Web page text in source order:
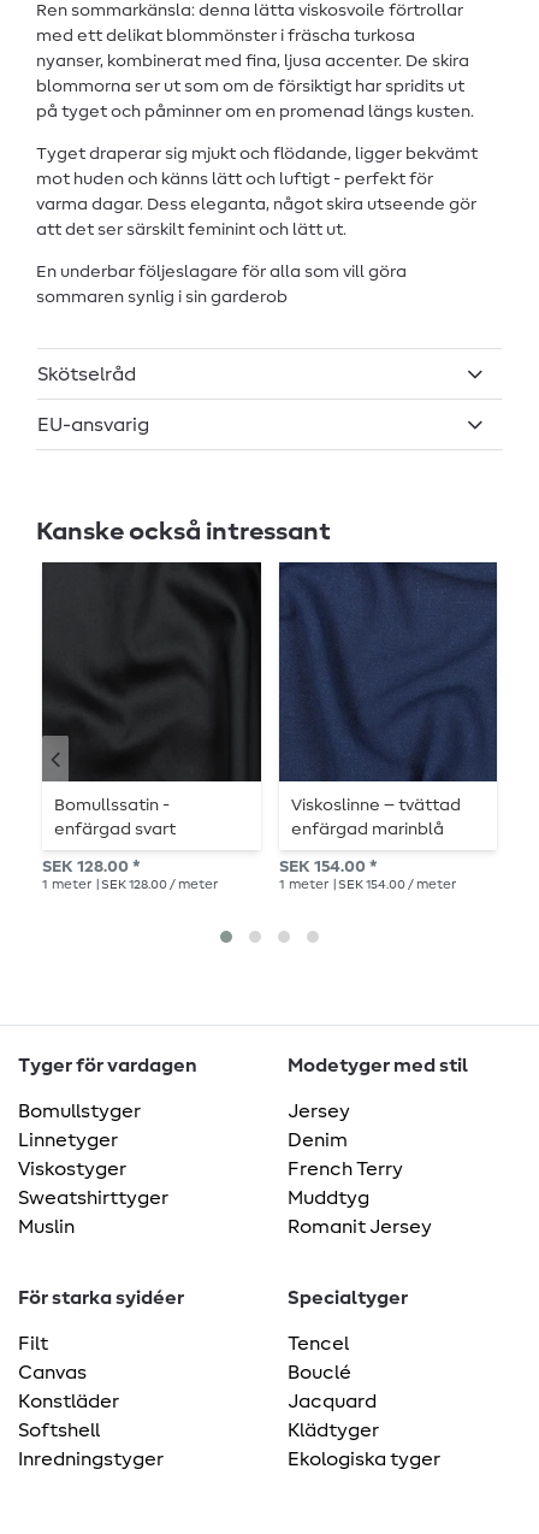
Ren sommarkänsla: denna lätta viskosvoile förtrollar
med ett delikat blommönster i fräscha turkosa
nyanser, kombinerat med fina, ljusa accenter. De skira
blommorna ser ut som om de försiktigt har spridits ut
på tyget och påminner om en promenad längs kusten.
Tyget draperar sig mjukt och flödande, ligger bekvämt
mot huden och känns lätt och luftigt - perfekt för
varma dagar. Dess eleganta, något skira utseende gör
att det ser särskilt feminint och lätt ut.
En underbar följeslagare för alla som vill göra
sommaren synlig i sin garderob
Skötselråd
EU-ansvarig
Kanske också intressant
Bomullssatin -
enfärgad svart
SEK 128.00 *
1 meter | SEK 128.00 / meter
Viskoslinne – tvättad
enfärgad marinblå
SEK 154.00 *
1 meter | SEK 154.00 / meter
Tyger för vardagen
Bomullstyger
Linnetyger
Viskostyger
Sweatshirttyger
Muslin
Modetyger med stil
Jersey
Denim
French Terry
Muddtyg
Romanit Jersey
För starka syidéer
Filt
Canvas
Konstläder
Softshell
Inredningstyger
Specialtyger
Tencel
Bouclé
Jacquard
Klädtyger
Ekologiska tyger